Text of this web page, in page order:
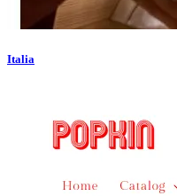
Italia